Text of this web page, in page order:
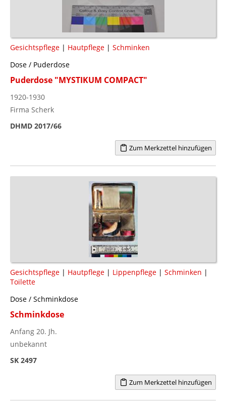
Gesichtspflege | Hautpflege | Schminken
Dose / Puderdose
Puderdose "MYSTIKUM COMPACT"
1920-1930
Firma Scherk
DHMD 2017/66
Zum Merkzettel hinzufügen
Gesichtspflege | Hautpflege | Lippenpflege | Schminken |
Toilette
Dose / Schminkdose
Schminkdose
Anfang 20. Jh.
unbekannt
SK 2497
Zum Merkzettel hinzufügen